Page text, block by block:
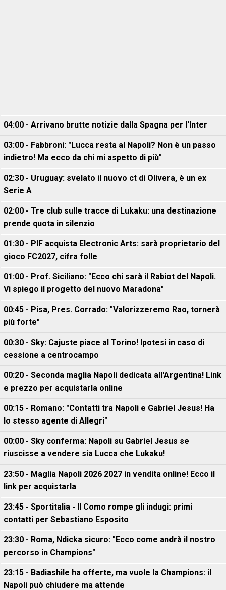
04:00 - Arrivano brutte notizie dalla Spagna per l'Inter
03:00 - Fabbroni: "Lucca resta al Napoli? Non è un passo
indietro! Ma ecco da chi mi aspetto di più"
02:30 - Uruguay: svelato il nuovo ct di Olivera, è un ex
Serie A
02:00 - Tre club sulle tracce di Lukaku: una destinazione
prende quota in silenzio
01:30 - PIF acquista Electronic Arts: sarà proprietario del
gioco FC2027, cifra folle
01:00 - Prof. Siciliano: "Ecco chi sarà il Rabiot del Napoli.
Vi spiego il progetto del nuovo Maradona"
00:45 - Pisa, Pres. Corrado: "Valorizzeremo Rao, tornerà
più forte"
00:30 - Sky: Cajuste piace al Torino! Ipotesi in caso di
cessione a centrocampo
00:20 - Seconda maglia Napoli dedicata all'Argentina! Link
e prezzo per acquistarla online
00:15 - Romano: "Contatti tra Napoli e Gabriel Jesus! Ha
lo stesso agente di Allegri"
00:00 - Sky conferma: Napoli su Gabriel Jesus se
riuscisse a vendere sia Lucca che Lukaku!
23:50 - Maglia Napoli 2026 2027 in vendita online! Ecco il
link per acquistarla
23:45 - Sportitalia - Il Como rompe gli indugi: primi
contatti per Sebastiano Esposito
23:30 - Roma, Ndicka sicuro: "Ecco come andrà il nostro
percorso in Champions"
23:15 - Badiashile ha offerte, ma vuole la Champions: il
Napoli può chiudere ma attende